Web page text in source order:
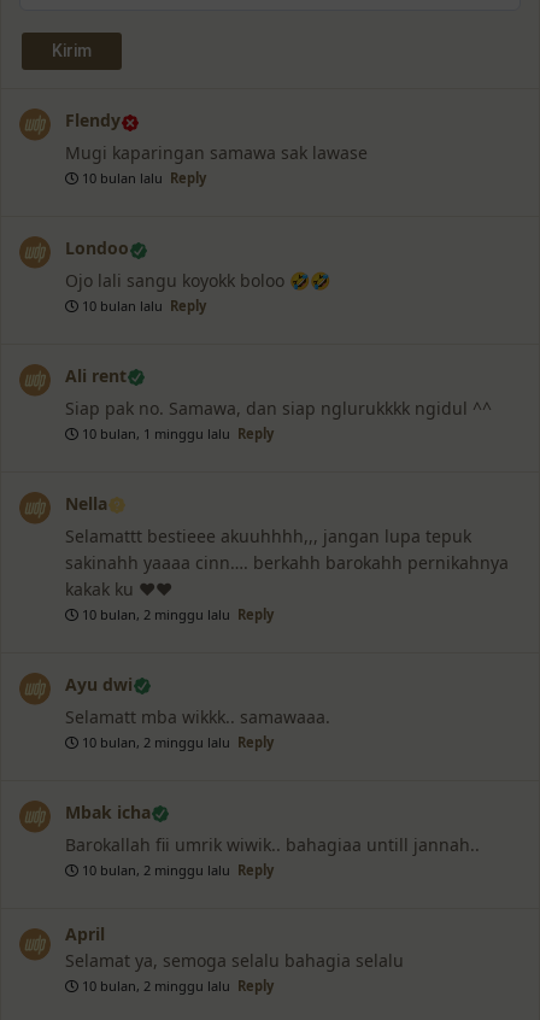
Flendy
Mugi kaparingan samawa sak lawase
10 bulan lalu Reply
Londoo
Ojo lali sangu koyokk boloo 🤣🤣
10 bulan lalu Reply
Ali rent
Siap pak no. Samawa, dan siap nglurukkkk ngidul ^^
10 bulan, 1 minggu lalu Reply
Nella
Selamattt bestieee akuuhhhh,,, jangan lupa tepuk
sakinahh yaaaa cinn…. berkahh barokahh pernikahnya
kakak ku ❤️❤️
10 bulan, 2 minggu lalu Reply
Ayu dwi
Selamatt mba wikkk.. samawaaa.
10 bulan, 2 minggu lalu Reply
Mbak icha
Barokallah fii umrik wiwik.. bahagiaa untill jannah..
10 bulan, 2 minggu lalu Reply
April
Selamat ya, semoga selalu bahagia selalu
10 bulan, 2 minggu lalu Reply